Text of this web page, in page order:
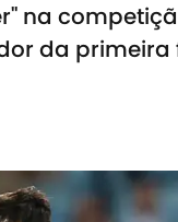
na
da primeira